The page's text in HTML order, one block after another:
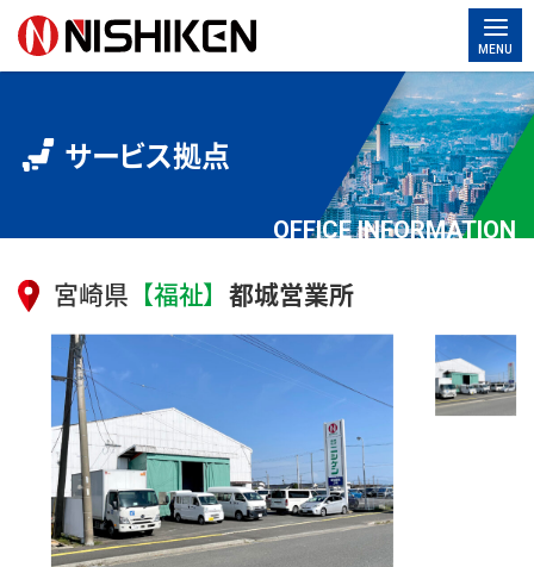
サービス拠点
OFFICE INFORMATION
宮崎県 【福祉】 都城営業所
MENU